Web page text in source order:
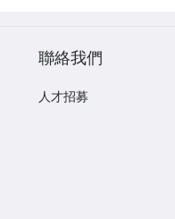
聯絡我們
人才招募